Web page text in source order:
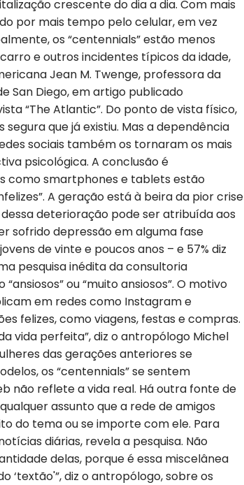
crescente do dia a dia. Com mais
por mais tempo pelo celular, em vez
os “centennials” estão menos
e outros incidentes típicos da idade,
Jean M. Twenge, professora da
San Diego, em artigo publicado
“The Atlantic”. Do ponto de vista físico,
segura que já existiu. Mas a dependência
sociais também os tornaram os mais
psicológica. A conclusão é
como smartphones e tablets estão
A geração está à beira da pior crise
deterioração pode ser atribuída aos
sofrido depressão em alguma fase
de vinte e poucos anos – e 57% diz
pesquisa inédita da consultoria
ou “muito ansiosos”. O motivo
em redes como Instagram e
felizes, como viagens, festas e compras.
vida perfeita”, diz o antropólogo Michel
das gerações anteriores se
os “centennials” se sentem
não reflete a vida real. Há outra fonte de
assunto que a rede de amigos
do tema ou se importe com ele. Para
diárias, revela a pesquisa. Não
delas, porque é essa miscelânea
‘textão'”, diz o antropólogo, sobre os